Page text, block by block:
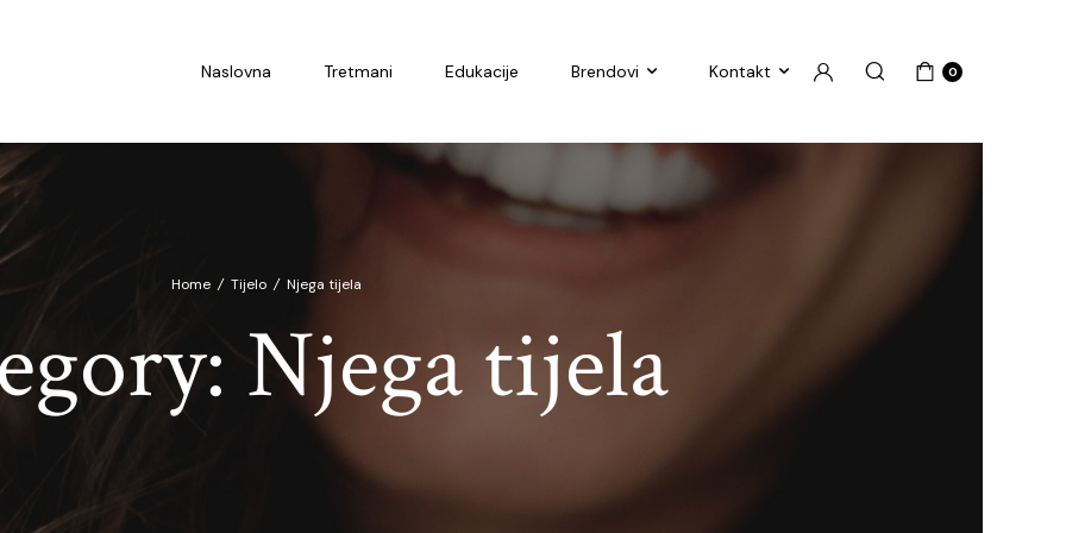
Naslovna Tretmani Edukacije Brendovi Kontakt 0
Home / Tijelo / Njega tijela
Njega tijela